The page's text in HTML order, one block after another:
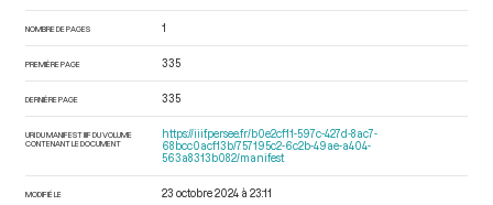
NOMBRE DE PAGES 1
PREMIÈRE PAGE 335
DERNIÈRE PAGE 335
URI DU MANIFEST IIIF DU VOLUME
CONTENANT LE DOCUMENT
https://iiif.persee.fr/b0e2cf11-597c-427d-8ac7-
68bcc0acf13b/757195c2-6c2b-49ae-a404-
563a8313b082/manifest
MODIFIÉ LE 23 octobre 2024 à 23:11